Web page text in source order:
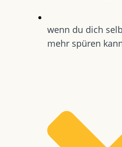
wenn du dich
mehr spüren